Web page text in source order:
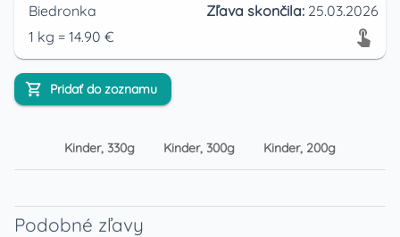
Biedronka Zľava skončila: 25.03.2026
1 kg = 14.90 €
Pridať do zoznamu
Kinder, 330g Kinder, 300g Kinder, 200g
Podobné zľavy